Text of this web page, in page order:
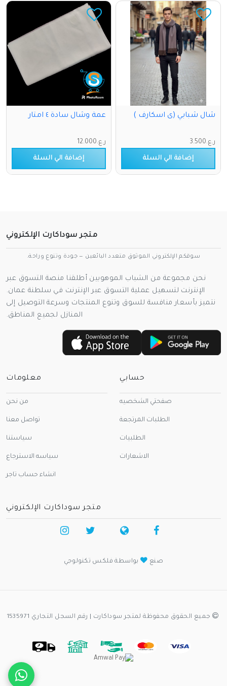
شال شبابي (ى اسكارف )
ر.ع.3.500
إضافة الي السلة
عمة وشال سادة ٤ امتار
ر.ع.12.000
إضافة الي السلة
متجر سوداكارت الإلكتروني
سوقكم الإلكتروني الموثوق متعدد البائعين — جودة وتنوع وراحة.
نحن مجموعة من الشباب الموهوبين أطلقنا منصة التسوق عبر
الإنترنت لتسهيل عملية التسوق عبر الإنترنت في سلطنة عمان.
نتميز بأسعار منافسة للسوق وتنوع المنتجات وسرعة التوصيل إلى
المنازل لجميع المناطق.
حسابي
صفحتي الشخصيه
الطلبات المرتجعة
الطلبيات
الاشعارات
معلومات
من نحن
تواصل معنا
سياستنا
سياسه الاسترجاع
انشاء حساب تاجر
متجر سوداكارت الإلكتروني
صنع بواسطة فلكس تكنولوجي
جميع الحقوق محفوظة لمتجر سوداكارت | رقم السجل التجاري 1535971